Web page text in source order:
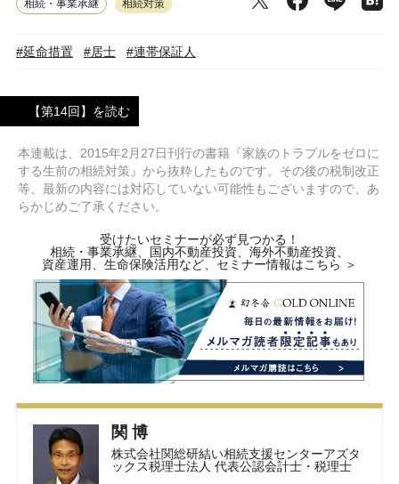
相続・事業承継 相続対策
#延命措置 #居士 #連帯保証人
【第14回】を読む
本連載は、2015年2月27日刊行の書籍『家族のトラブルをゼロに
する生前の相続対策』から抜粋したものです。その後の税制改正
等、最新の内容には対応していない可能性もございますので、あ
らかじめご了承ください。
受けたいセミナーが必ず見つかる！
相続・事業承継、国内不動産投資、海外不動産投資、
資産運用、生命保険活用など、セミナー情報はこちら ＞
関 博
株式会社関総研結い相続支援センターアズタ
ックス税理士法人 代表公認会計士・税理士